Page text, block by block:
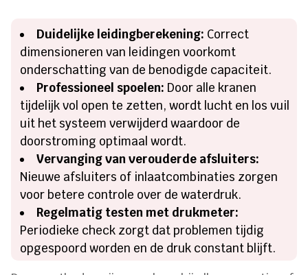
Duidelijke leidingberekening: Correct
dimensioneren van leidingen voorkomt
onderschatting van de benodigde capaciteit.
Professioneel spoelen: Door alle kranen
tijdelijk vol open te zetten, wordt lucht en los vuil
uit het systeem verwijderd waardoor de
doorstroming optimaal wordt.
Vervanging van verouderde afsluiters:
Nieuwe afsluiters of inlaatcombinaties zorgen
voor betere controle over de waterdruk.
Regelmatig testen met drukmeter:
Periodieke check zorgt dat problemen tijdig
opgespoord worden en de druk constant blijft.